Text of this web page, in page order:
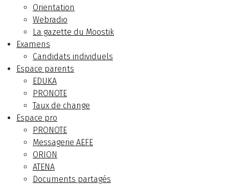
Orientation
Webradio
La gazette du Moostik
Examens
Candidats individuels
Espace parents
EDUKA
PRONOTE
Taux de change
Espace pro
PRONOTE
Messagerie AEFE
ORION
ATENA
Documents partagés